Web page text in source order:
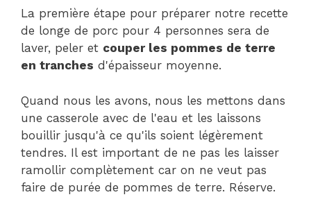
La première étape pour préparer notre recette
de longe de porc pour 4 personnes sera de
laver, peler et couper les pommes de terre
en tranches d'épaisseur moyenne.
Quand nous les avons, nous les mettons dans
une casserole avec de l'eau et les laissons
bouillir jusqu'à ce qu'ils soient légèrement
tendres. Il est important de ne pas les laisser
ramollir complètement car on ne veut pas
faire de purée de pommes de terre. Réserve.